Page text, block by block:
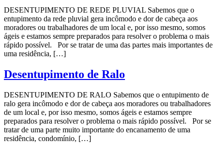
DESENTUPIMENTO DE REDE PLUVIAL Sabemos que o
entupimento da rede pluvial gera incômodo e dor de cabeça aos
moradores ou trabalhadores de um local e, por isso mesmo, somos
ágeis e estamos sempre preparados para resolver o problema o mais
rápido possível. Por se tratar de uma das partes mais importantes de
uma residência, […]
Desentupimento de Ralo
DESENTUPIMENTO DE RALO Sabemos que o entupimento de
ralo gera incômodo e dor de cabeça aos moradores ou trabalhadores
de um local e, por isso mesmo, somos ágeis e estamos sempre
preparados para resolver o problema o mais rápido possível. Por se
tratar de uma parte muito importante do encanamento de uma
residência, condomínio, […]